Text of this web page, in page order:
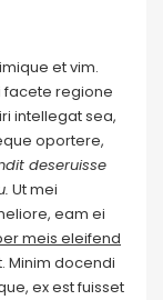
et vim.
facete regione
intellegat sea,
oportere,
deseruisse
Ut mei
eam ei
meis eleifend
Minim docendi
ex est fuisset